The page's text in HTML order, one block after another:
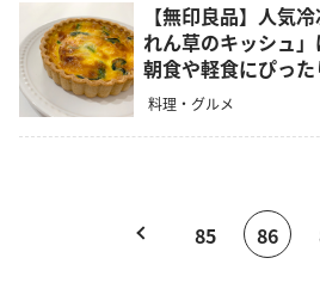
【無印良品】人気
れん草のキッシュ
朝食や軽食にぴっ
料理・グルメ
85 86